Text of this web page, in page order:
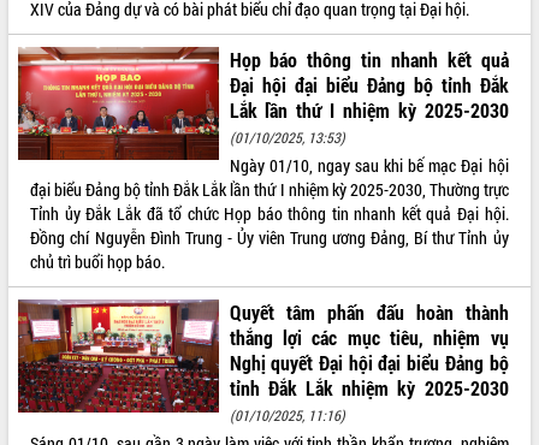
chuyển đổi số giai đoạn 2026 – 2030
với Tập đoàn Bưu chính Viễn thông
Việt Nam
Thứ trưởng Bộ Y tế làm việc với tỉnh
Đắk Lắk về phát triển nhân lực y tế
cho trạm y tế cấp xã
Du lịch Đắk Lắk nâng tầm trải nghiệm
du khách thông qua Hệ thống cơ sở dữ
liệu và Bản đồ số
Tập huấn ứng dụng trí tuệ nhân tạo (AI)
trong thương mại điện tử năm 2026
Đoàn đại biểu Quốc hội tỉnh Đắk Lắk
trao đổi thông tin trước Kỳ họp thứ
nhất, Quốc hội khóa XVI
Quyết liệt cải cách hành chính, khơi
thông nguồn lực phát triển
Nâng cao hiệu lực, hiệu quả HĐND
XIV của Đảng dự và có bài phát biểu chỉ đạo quan trọng tại Đại hội.
Họp báo thông tin nhanh kết quả
Đại hội đại biểu Đảng bộ tỉnh Đắk
Lắk lần thứ I nhiệm kỳ 2025-2030
(01/10/2025, 13:53)
Ngày 01/10, ngay sau khi bế mạc Đại hội
đại biểu Đảng bộ tỉnh Đắk Lắk lần thứ I nhiệm kỳ 2025-2030, Thường trực
Tỉnh ủy Đắk Lắk đã tổ chức Họp báo thông tin nhanh kết quả Đại hội.
Đồng chí Nguyễn Đình Trung - Ủy viên Trung ương Đảng, Bí thư Tỉnh ủy
chủ trì buổi họp báo.
Quyết tâm phấn đấu hoàn thành
thắng lợi các mục tiêu, nhiệm vụ
Nghị quyết Đại hội đại biểu Đảng bộ
tỉnh Đắk Lắk nhiệm kỳ 2025-2030
(01/10/2025, 11:16)